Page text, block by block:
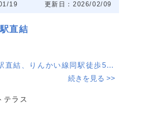
19 更新日：2026/02/09
直結
直結、りんかい線同駅徒歩5分
確保しやすく、通勤・通院双方
続きを見る >>
テラス